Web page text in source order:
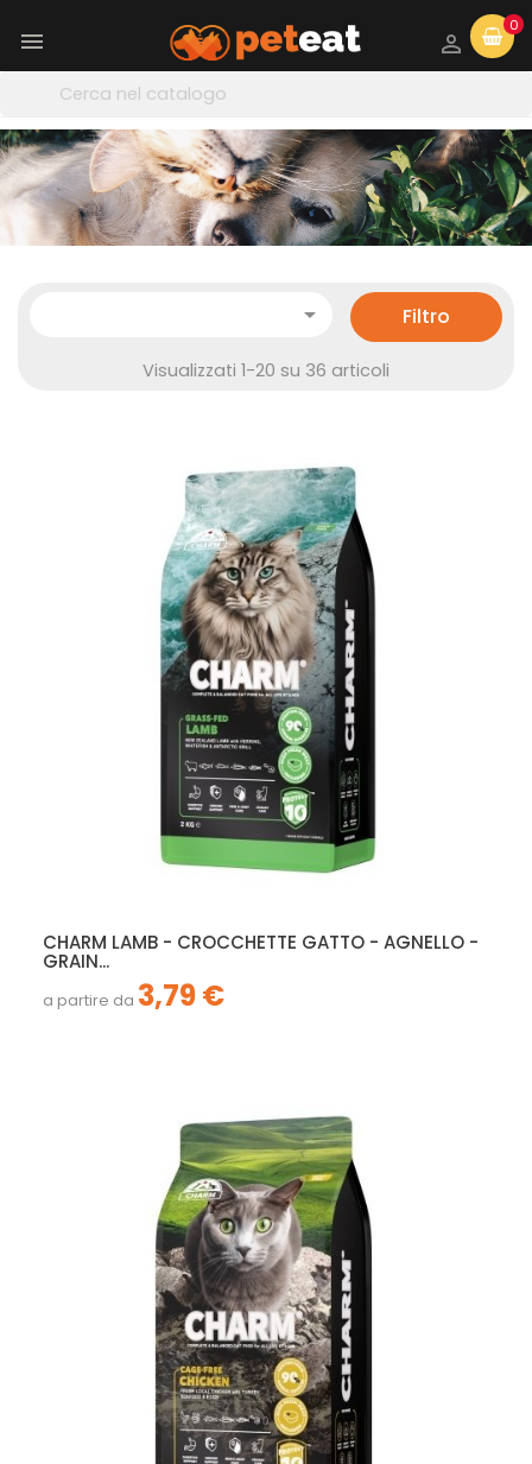

0

 Filtro
Visualizzati 1-20 su 36 articoli
CHARM LAMB - CROCCHETTE GATTO - AGNELLO -
GRAIN...
a partire da 3,79 €